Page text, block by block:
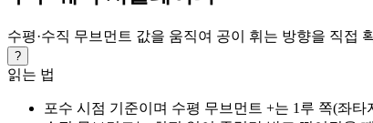
수평·수직 무브먼트 값을 움직여 공이 휘는 방향을 직접
?
읽는 법
포수 시점 기준이며 수평 무브먼트 +는 1루 쪽(좌타